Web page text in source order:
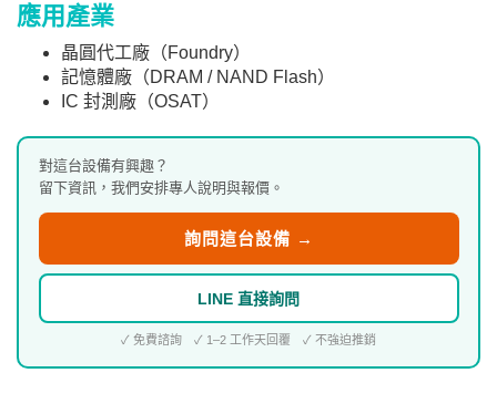
應用產業
晶圓代工廠（Foundry）
記憶體廠（DRAM / NAND Flash）
IC 封測廠（OSAT）
對這台設備有興趣？
留下資訊，我們安排專人說明與報價。
詢問這台設備 →
LINE 直接詢問
✓ 免費諮詢 ✓ 1–2 工作天回覆 ✓ 不強迫推銷